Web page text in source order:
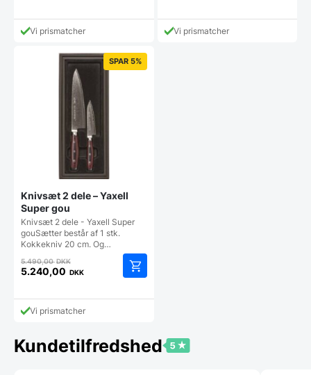
var:
5.994,00 DKK.
aktuelle
pris
4.295,00 DKK.
Vi prismatcher Vi prismatcher
SPAR 5%
Knivsæt 2 dele – Yaxell
Super gou
Knivsæt 2 dele - Yaxell Super
gouSætter består af 1 stk.
Kokkekniv 20 cm. Og…
5.490,00DKKDen
oprindelige
var:
5.490,00 DKK.
5.240,00 DKK
aktuelle
prisVi prismatcher
Kundetilfredshed